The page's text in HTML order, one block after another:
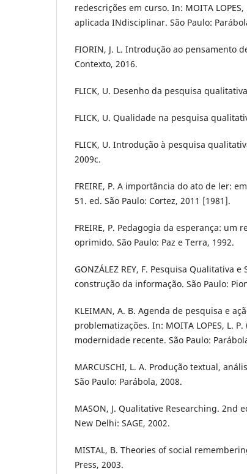
redescrições em curso. In: MOITA
aplicada INdisciplinar. São Paulo:
FIORIN, J. L. Introdução ao pensamento
Contexto, 2016.
FLICK, U. Desenho da pesquisa
FLICK, U. Qualidade na pesquisa
FLICK, U. Introdução à pesquisa
2009c.
FREIRE, P. A importância do ato de ler:
51. ed. São Paulo: Cortez, 2011 [1981].
FREIRE, P. Pedagogia da esperança: um
oprimido. São Paulo: Paz e Terra, 1992.
GONZÁLEZ REY, F. Pesquisa Qualitativa
construção da informação. São Paulo:
KLEIMAN, A. B. Agenda de pesquisa e
problematizações. In: MOITA LOPES, L.
modernidade recente. São Paulo:
MARCUSCHI, L. A. Produção textual,
São Paulo: Parábola, 2008.
MASON, J. Qualitative Researching. 2nd
New Delhi: SAGE, 2002.
MISTAL, B. Theories of social
Press, 2003.